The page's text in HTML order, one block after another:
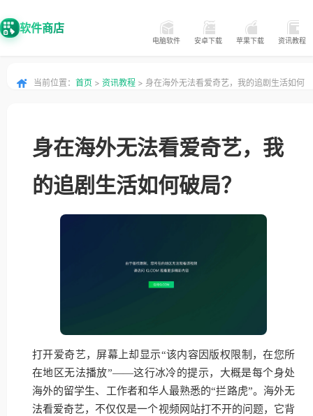
软件商店
电脑软件 安卓下载 苹果下载 资讯教程
当前位置： 首页 > 资讯教程 > 身在海外无法看爱奇艺，我的追剧生活如何
身在海外无法看爱奇艺，我
的追剧生活如何破局？
打开爱奇艺，屏幕上却显示“该内容因版权限制，在您所
在地区无法播放”——这行冰冷的提示，大概是每个身处
海外的留学生、工作者和华人最熟悉的“拦路虎”。海外无
法看爱奇艺，不仅仅是一个视频网站打不开的问题，它背